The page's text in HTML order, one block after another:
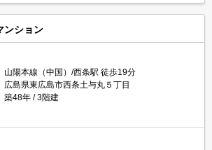
ンション
山陽本線（中国）/西条駅 徒歩19分
広島県東広島市西条土与丸５丁目
築48年
3階建